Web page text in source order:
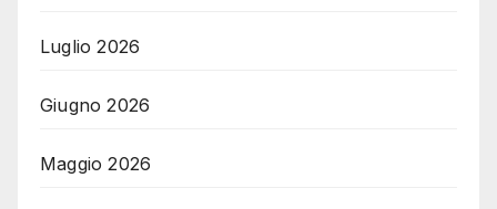
Luglio 2026
Giugno 2026
Maggio 2026